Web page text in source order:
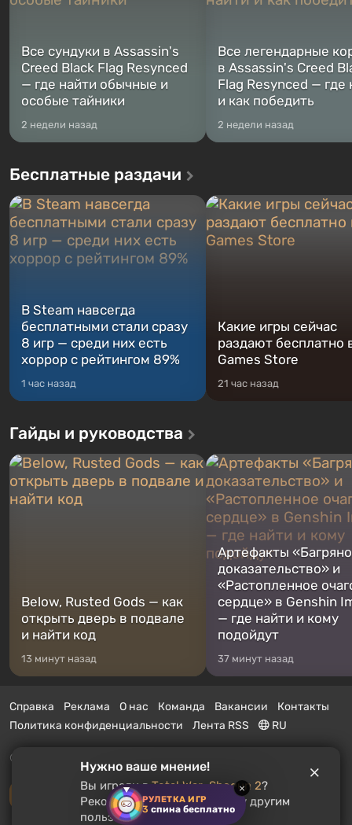
РУЛЕТКА ИГР
3 спина бесплатно
×
Все сундуки в Assassin's
Creed Black Flag Resynced
— где найти обычные и
особые тайники
2 недели назад
Все легендарные
в Assassin's Creed
Flag Resynced — где
и как победить
2 недели назад
Бесплатные раздачи
В Steam навсегда
бесплатными стали сразу
8 игр — среди них есть
хоррор с рейтингом 89%
1 час назад
Какие игры сейчас
раздают бесплатно
Games Store
21 час назад
Гайды и руководства
Below, Rusted Gods — как
открыть дверь в подвале
и найти код
13 минут назад
Артефакты
доказательство» и
«Растопленное
сердце» в Genshin
— где найти и кому
подойдут
37 минут назад
Справка Реклама О нас Команда Вакансии
Контакты
Политика конфиденциальности
Лента RSS RU
© 2011 - 2026 VGTimes
Полная версия
Нужно ваше мнение!
Вы играли вTotal War: Shogun 2?
Рекомендуете ли вы эту игру другим
пользователям?